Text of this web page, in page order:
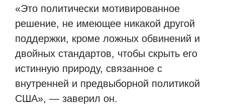
«Это политически мотивированное
решение, не имеющее никакой другой
поддержки, кроме ложных обвинений и
двойных стандартов, чтобы скрыть его
истинную природу, связанное с
внутренней и предвыборной политикой
США», — заверил он.